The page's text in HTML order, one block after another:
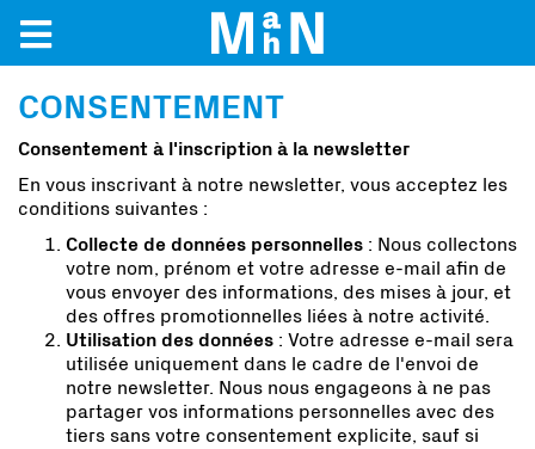
CONSENTEMENT
Consentement à l'inscription à la newsletter
En vous inscrivant à notre newsletter, vous acceptez les
conditions suivantes :
Collecte de données personnelles : Nous collectons
votre nom, prénom et votre adresse e-mail afin de
vous envoyer des informations, des mises à jour, et
des offres promotionnelles liées à notre activité.
Utilisation des données : Votre adresse e-mail sera
utilisée uniquement dans le cadre de l'envoi de
notre newsletter. Nous nous engageons à ne pas
partager vos informations personnelles avec des
tiers sans votre consentement explicite, sauf si